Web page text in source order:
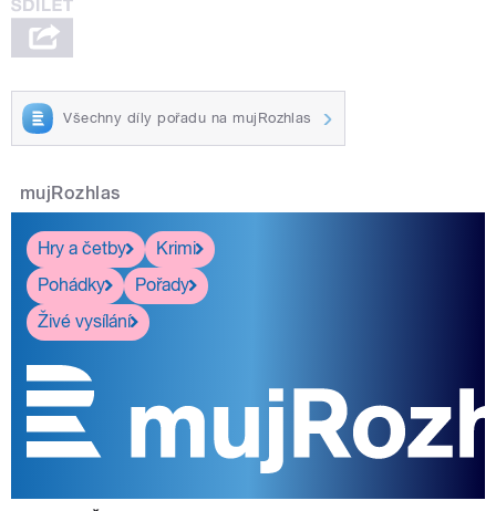
Všechny díly pořadu na mujRozhlas
mujRozhlas
Hry a četby
Krimi
Pohádky
Pořady
Živé vysílání